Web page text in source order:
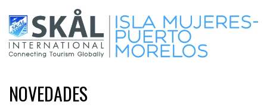
NOVEDADES